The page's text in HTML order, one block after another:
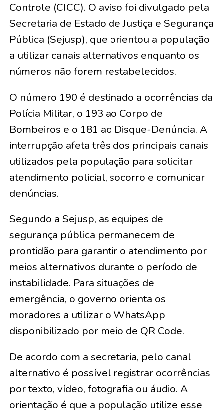
Controle (CICC). O aviso foi divulgado pela
Secretaria de Estado de Justiça e Segurança
Pública (Sejusp), que orientou a população
a utilizar canais alternativos enquanto os
números não forem restabelecidos.
O número 190 é destinado a ocorrências da
Polícia Militar, o 193 ao Corpo de
Bombeiros e o 181 ao Disque-Denúncia. A
interrupção afeta três dos principais canais
utilizados pela população para solicitar
atendimento policial, socorro e comunicar
denúncias.
Segundo a Sejusp, as equipes de
segurança pública permanecem de
prontidão para garantir o atendimento por
meios alternativos durante o período de
instabilidade. Para situações de
emergência, o governo orienta os
moradores a utilizar o WhatsApp
disponibilizado por meio de QR Code.
De acordo com a secretaria, pelo canal
alternativo é possível registrar ocorrências
por texto, vídeo, fotografia ou áudio. A
orientação é que a população utilize esse